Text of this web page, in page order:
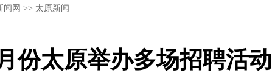
闻网 >> 太原新闻
份太原举办多场招聘活动